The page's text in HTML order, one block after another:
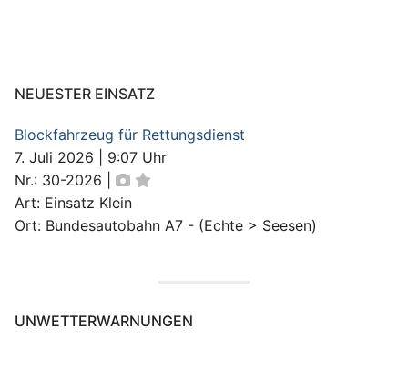
NEUESTER EINSATZ
Blockfahrzeug für Rettungsdienst
7. Juli 2026
9:07 Uhr
Nr.: 30-2026
Art: Einsatz Klein
Ort: Bundesautobahn A7 - (Echte > Seesen)
UNWETTERWARNUNGEN